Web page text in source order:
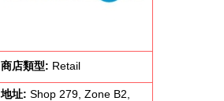
商店類型: Retail
地址: Shop 279, Zone B2,